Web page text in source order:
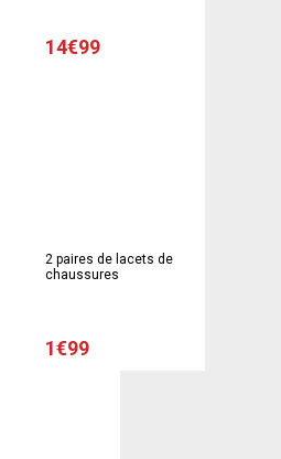
14€99
2 paires de lacets de
chaussures
1€99